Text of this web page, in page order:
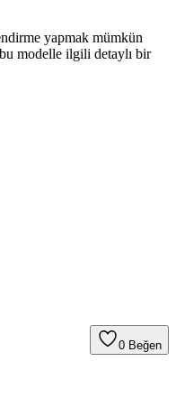
yapmak mümkün
modelle ilgili detaylı bir
0 Beğen